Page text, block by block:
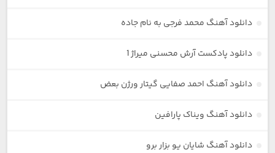
دانلود آهنگ محمد فرجی به نام جاده
دانلود پادکست آرش محسنی میراژ 1
دانلود آهنگ احمد صفایی گیتار ورژن بعض
دانلود آهنگ ویناک پارافین
دانلود آهنگ شایان یو بزار برو